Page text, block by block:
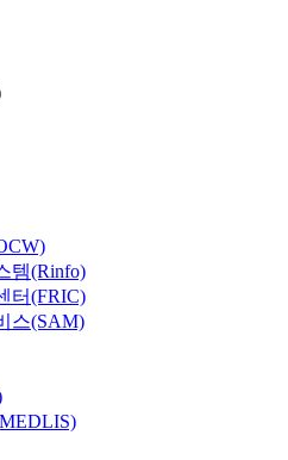
템(Rinfo)
터(FRIC)
스(SAM)